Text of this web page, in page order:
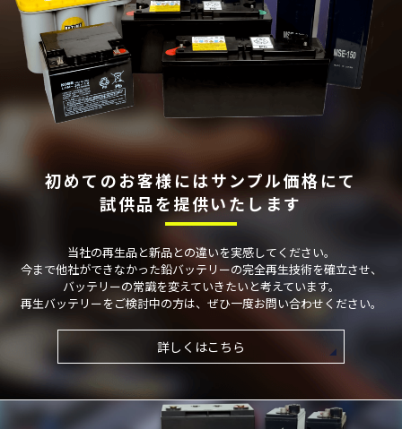
初めてのお客様にはサンプル価格にて
試供品を提供いたします
当社の再⽣品と新品との違いを実感してください。
今まで他社ができなかった鉛バッテリーの完全再⽣技術を確⽴させ、
バッテリーの常識を変えていきたいと考えています。
再⽣バッテリーをご検討中の⽅は、ぜひ⼀度お問い合わせください。
詳しくはこちら